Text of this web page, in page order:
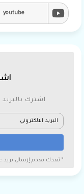
youtube
اشترك
* نعدك بعدم إرسال بريد